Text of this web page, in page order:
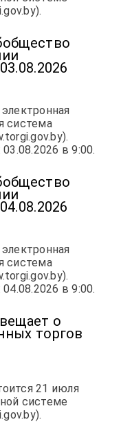
система
в 9:00.
система
в 9:00.
о
торгов
21 июля
системе